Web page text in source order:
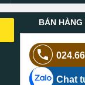
BÁN HÀNG
Chat